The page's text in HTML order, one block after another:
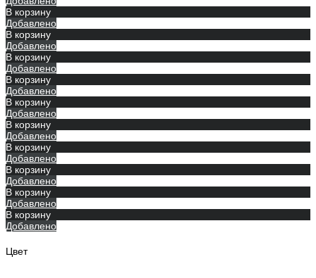
В корзину
Добавлено
В корзину
Добавлено
В корзину
Добавлено
В корзину
Добавлено
В корзину
Добавлено
В корзину
Добавлено
В корзину
Добавлено
В корзину
Добавлено
В корзину
Добавлено
В корзину
Добавлено
Цвет